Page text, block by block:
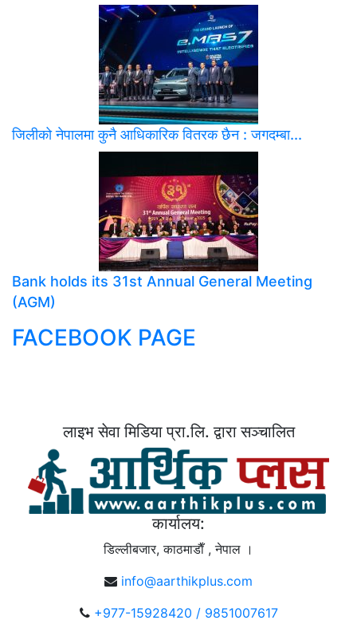
जिलीको नेपालमा कुनै आधिकारिक वितरक छैन : जगदम्बा...
Bank holds its 31st Annual General Meeting
(AGM)
FACEBOOK PAGE
लाइभ सेवा मिडिया प्रा.लि. द्वारा सञ्चालित
कार्यालय:
डिल्लीबजार, काठमाडाैँ , नेपाल ।
info@aarthikplus.com
+977-15928420 / 9851007617